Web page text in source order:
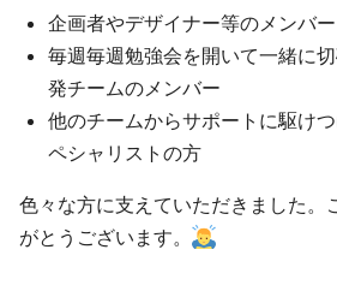
企画者やデザイナー等のメンバー
毎週毎週勉強会を開いて一緒に
発チームのメンバー
他のチームからサポートに駆け
ペシャリストの方
色々な方に支えていただきました。
がとうございます。